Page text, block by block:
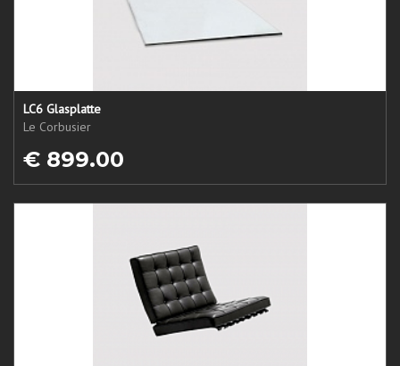
LC6 Glasplatte
Le Corbusier
€ 899.00